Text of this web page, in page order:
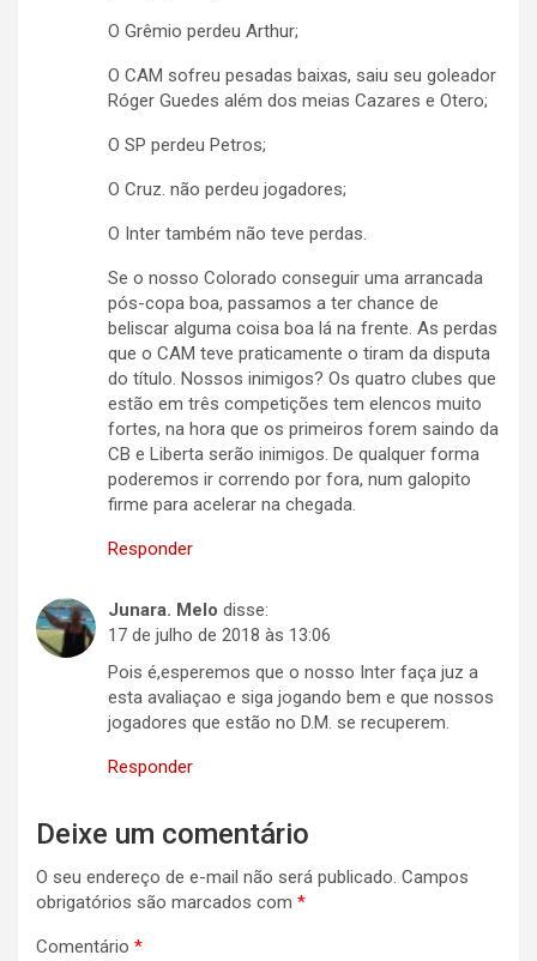
O Grêmio perdeu Arthur;
O CAM sofreu pesadas baixas, saiu seu goleador
Róger Guedes além dos meias Cazares e Otero;
O SP perdeu Petros;
O Cruz. não perdeu jogadores;
O Inter também não teve perdas.
Se o nosso Colorado conseguir uma arrancada
pós-copa boa, passamos a ter chance de
beliscar alguma coisa boa lá na frente. As perdas
que o CAM teve praticamente o tiram da disputa
do título. Nossos inimigos? Os quatro clubes que
estão em três competições tem elencos muito
fortes, na hora que os primeiros forem saindo da
CB e Liberta serão inimigos. De qualquer forma
poderemos ir correndo por fora, num galopito
firme para acelerar na chegada.
Responder
Junara. Melo disse:
17 de julho de 2018 às 13:06
Pois é,esperemos que o nosso Inter faça juz a
esta avaliaçao e siga jogando bem e que nossos
jogadores que estão no D.M. se recuperem.
Responder
Deixe um comentário
O seu endereço de e-mail não será publicado. Campos
obrigatórios são marcados com *
Comentário *